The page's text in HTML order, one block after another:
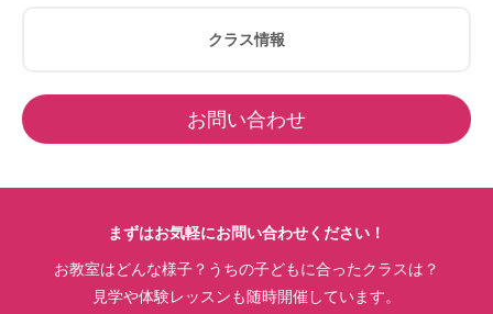
クラス情報
お問い合わせ
まずはお気軽にお問い合わせください！
お教室はどんな様子？うちの子どもに合ったクラスは？
見学や体験レッスンも随時開催しています。